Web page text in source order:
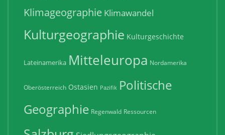
Klimageographie Klimawandel
Kulturgeographie Kulturgeschichte
Lateinamerika Mitteleuropa Nordamerika
Oberösterreich Ostasien Pazifik Politische
Geographie Regenwald Ressourcen